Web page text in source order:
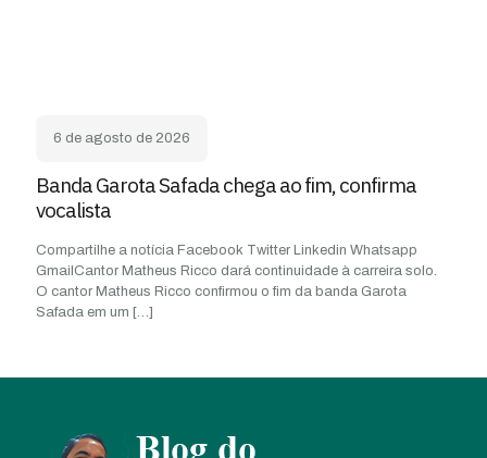
6 de agosto de 2026
Banda Garota Safada chega ao fim, confirma
vocalista
Compartilhe a notícia Facebook Twitter Linkedin Whatsapp
GmailCantor Matheus Ricco dará continuidade à carreira solo.
O cantor Matheus Ricco confirmou o fim da banda Garota
Safada em um […]